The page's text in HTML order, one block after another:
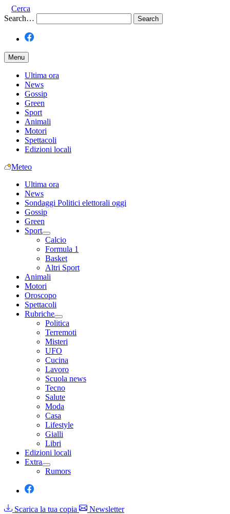
Cerca
Search…
Menu
Ultima ora
News
Gossip
Green
Sport
Animali
Motori
Spettacoli
Edizioni locali
Meteo
Ultima ora
News
Sondaggi Politici elettorali oggi
Gossip
Green
Sport
Calcio
Formula 1
Basket
Altri Sport
Animali
Motori
Oroscopo
Spettacoli
Rubriche
Politica
Terremoti
Misteri
UFO
Cucina
Lavoro
Scuola news
Tecno
Salute
Moda
Casa
Lifestyle
Gialli
Libri
Edizioni locali
Extra
Rumors
Scarica la tua copia
Newsletter